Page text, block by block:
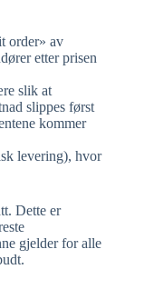
order» av
etter prisen
slik at
slippes først
kommer
levering), hvor
Dette er
gjelder for alle